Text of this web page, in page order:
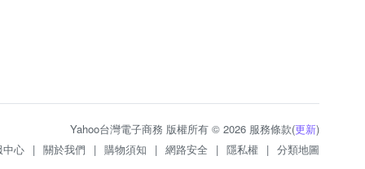
Yahoo台灣電子商務 版權所有 © 2026 服務條款(更新)
中心 | 關於我們 | 購物須知 | 網路安全 | 隱私權 | 分類地圖